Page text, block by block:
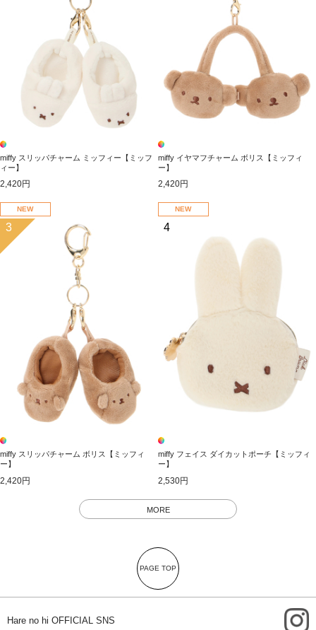
miffy スリッパチャーム ミッフィー【ミッフ
ィー】
2,420円
miffy イヤマフチャーム ボリス【ミッフィ
ー】
2,420円
NEW
3
miffy スリッパチャーム ボリス【ミッフィ
ー】
2,420円
NEW
4
miffy フェイス ダイカットポーチ【ミッフィ
ー】
2,530円
MORE
PAGE TOP
Hare no hi OFFICIAL SNS